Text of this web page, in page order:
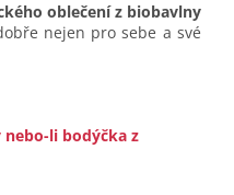
oblečení z biobavlny
nejen pro sebe a své
nebo-li bodýčka z